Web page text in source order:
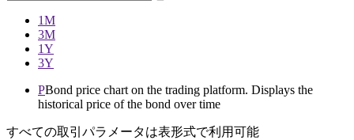
1M
3M
1Y
3Y
PBond price chart on the trading platform. Displays the
historical price of the bond over time
すべての取引パラメータは表形式で利用可能